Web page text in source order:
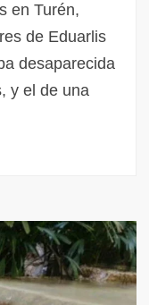
en Turén,
de Eduarlis
desaparecida
y el de una